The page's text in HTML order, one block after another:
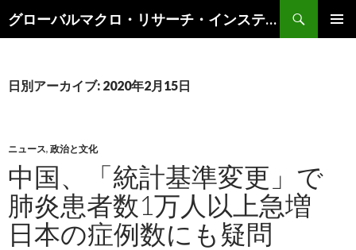
グローバルマクロ・リサーチ・インスティテュート
索
ン
キ
プ
日別アーカイブ: 2020年2月15日
ニュース, 政治と文化
中国、「統計基準変更」で
肺炎患者数1万人以上急増
日本の症例数にも疑問